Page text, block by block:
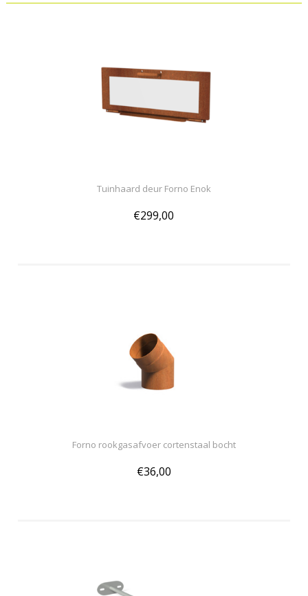
Tuinhaard deur Forno Enok
€299,00
Forno rookgasafvoer cortenstaal bocht
€36,00